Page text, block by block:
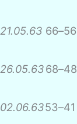
21.05.63 66–56
26.05.6368–48
02.06.6353–41